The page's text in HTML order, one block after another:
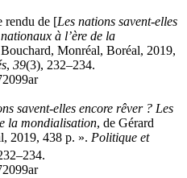
rendu de [Les nations savent-elles
à l’ère de la
Monréal, Boréal, 2019,
, 39(3), 232–234.
savent-elles encore rêver ? Les
la mondialisation, de Gérard
2019, 438 p. ». Politique et